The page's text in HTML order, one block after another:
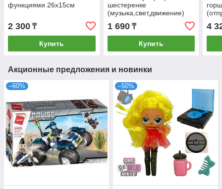
функциями 26х15см
2 300 ₸
Купить
шестеренке
(музыка,свет,движение)
20х14см
1 690₸
Купить
4
Акционные предложения и новинки
–60% –50%